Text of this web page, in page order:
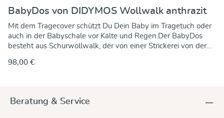
BabyDos von DIDYMOS Wollwalk anthrazit
Mit dem Tragecover schützt Du Dein Baby im Tragetuch oder
auch in der Babyschale vor Kälte und Regen.Der BabyDos
besteht aus Schurwollwalk, der von einer Strickerei von der
wasserabweisend und das Cover hält so schön trocken und
Knopflochbändern. Die Länge kann variabel eingestellt
98,00 €
Beratung & Service